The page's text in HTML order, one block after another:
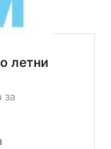
летни
за